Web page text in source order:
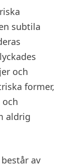
subtila
och
former,
aldrig
av